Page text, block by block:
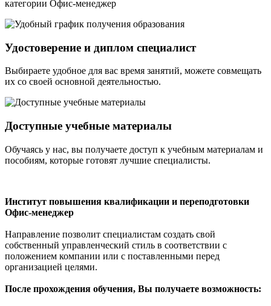
категории Офис-менеджер
Удостоверение и диплом специалист
Выбираете удобное для вас время занятий, можете совмещать
их со своей основной деятельностью.
Доступные учебные материалы
Обучаясь у нас, вы получаете доступ к учебным материалам и
пособиям, которые готовят лучшие специалисты.
Институт повышения квалификации и переподготовки
Офис-менеджер
Направление позволит специалистам создать свой
собственный управленческий стиль в соответствии с
положением компании или с поставленными перед
организацией целями.
После прохождения обучения, Вы получаете возможность: